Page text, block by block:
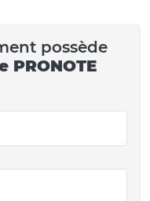
possède
PRONOTE